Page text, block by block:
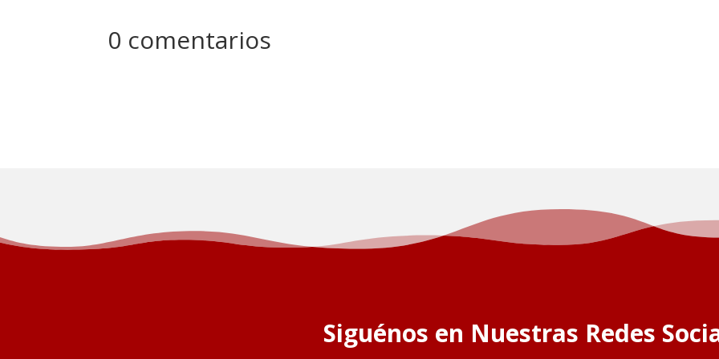
0 comentarios
Siguénos en Nuestras Redes